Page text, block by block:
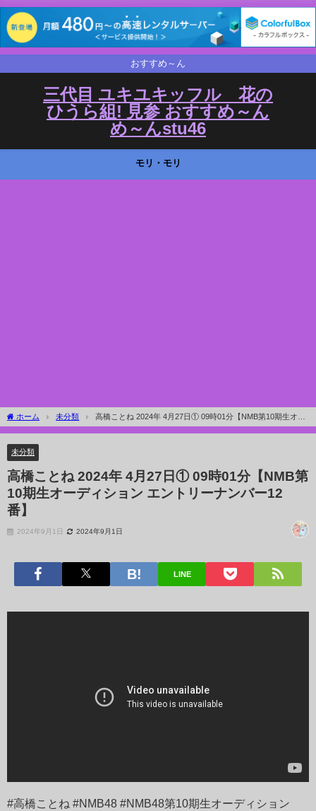
おすすめ～ん
三代目 ユキユキッフル 花の
ひうら組! 見参 おすすめ～ん
め～んstu46
モリ・モリ
ホーム 未分類
高橋ことね 2024年 4月27日① 09時01分【NMB第10期生オー
ディション エントリーナンバー12番】
未分類
高橋ことね 2024年 4月27日① 09時01分【NMB第
10期生オーディション エントリーナンバー12
番】
2024年9月1日 2024年9月1日
LINE
#高橋ことね #NMB48 #NMB48第10期生オーディション